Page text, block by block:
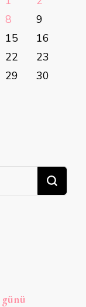
8
9
15
16
22
23
29
30